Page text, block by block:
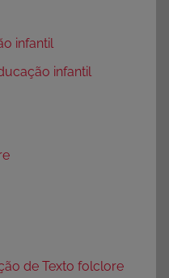
infantil
infantil
de Texto folclore